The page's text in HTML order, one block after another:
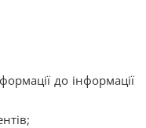
до інформації